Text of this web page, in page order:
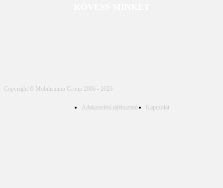
Copyright © Mobilissimo Group 2006 - 2026
Adatkezelési tájékoztató Kapcsolat